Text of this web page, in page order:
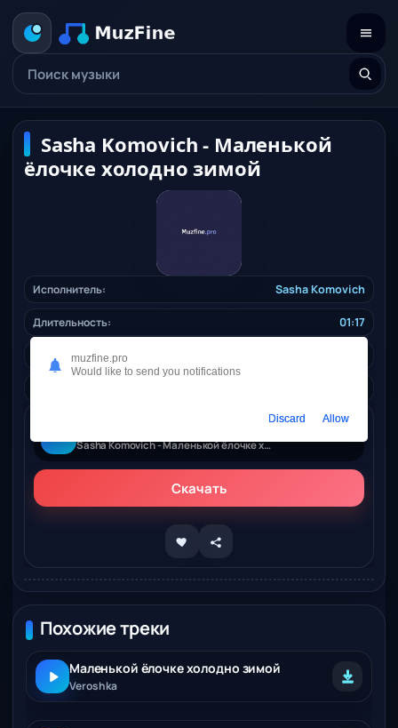
Sasha Komovich - Маленькой
ёлочке холодно зимой
Исполнитель: Sasha Komovich
Длительность: 01:17
Качество:
Sasha Komovich - Маленькой ёлочке холодно зимой
Скачать
Похожие треки
Маленькой ёлочке холодно зимой
Veroshka
muzfine.pro
Would like to send you notifications
Discard Allow